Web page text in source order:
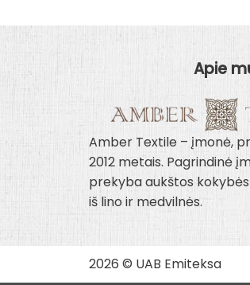
Apie
Amber Textile – įmonė,
2012 metais. Pagrindinė
prekyba aukštos
iš lino ir medvilnės.
2026 © UAB Emiteksa